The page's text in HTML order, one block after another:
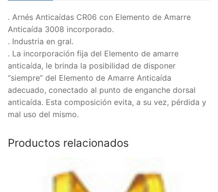
. Arnés Anticaídas CR06 con Elemento de Amarre
Anticaída 3008 incorporado.
. Industria en gral.
. La incorporación fija del Elemento de amarre
anticaída, le brinda la posibilidad de disponer
“siempre” del Elemento de Amarre Anticaída
adecuado, conectado al punto de enganche dorsal
anticaída. Esta composición evita, a su vez, pérdida y
mal uso del mismo.
Productos relacionados